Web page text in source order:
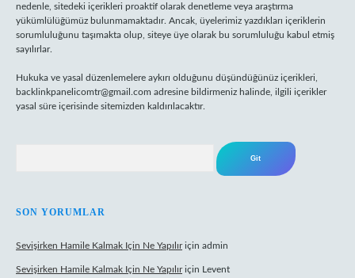
nedenle, sitedeki içerikleri proaktif olarak denetleme veya araştırma
yükümlülüğümüz bulunmamaktadır. Ancak, üyelerimiz yazdıkları içeriklerin
sorumluluğunu taşımakta olup, siteye üye olarak bu sorumluluğu kabul etmiş
sayılırlar.
Hukuka ve yasal düzenlemelere aykırı olduğunu düşündüğünüz içerikleri,
backlinkpanelicomtr@gmail.com adresine bildirmeniz halinde, ilgili içerikler
yasal süre içerisinde sitemizden kaldırılacaktır.
SON YORUMLAR
Sevişirken Hamile Kalmak Için Ne Yapılıriçin admin
Sevişirken Hamile Kalmak Için Ne Yapılıriçin Levent